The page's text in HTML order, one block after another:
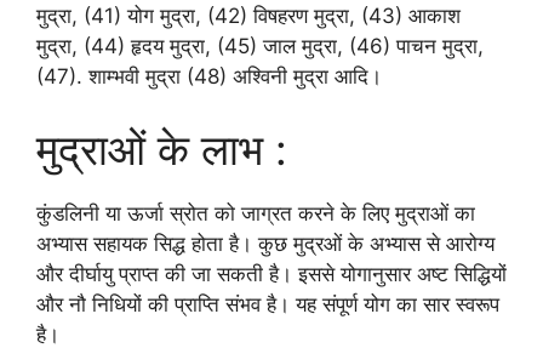
मुद्रा, (41) योग मुद्रा, (42) विषहरण मुद्रा, (43) आकाश
मुद्रा, (44) हृदय मुद्रा, (45) जाल मुद्रा, (46) पाचन मुद्रा,
(47). शाम्भवी मुद्रा (48) अश्विनी मुद्रा आदि।
मुद्राओं के लाभ :
कुंडलिनी या ऊर्जा स्रोत को जाग्रत करने के लिए मुद्राओं का
अभ्यास सहायक सिद्ध होता है। कुछ मुद्रओं के अभ्यास से आरोग्य
और दीर्घायु प्राप्त की जा सकती है। इससे योगानुसार अष्ट सिद्धियों
और नौ निधियों की प्राप्ति संभव है। यह संपूर्ण योग का सार स्वरूप
है।